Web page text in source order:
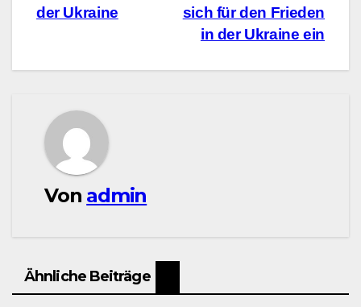
sich für den Frieden
in der Ukraine ein
der Ukraine
Von admin
Ähnliche Beiträge